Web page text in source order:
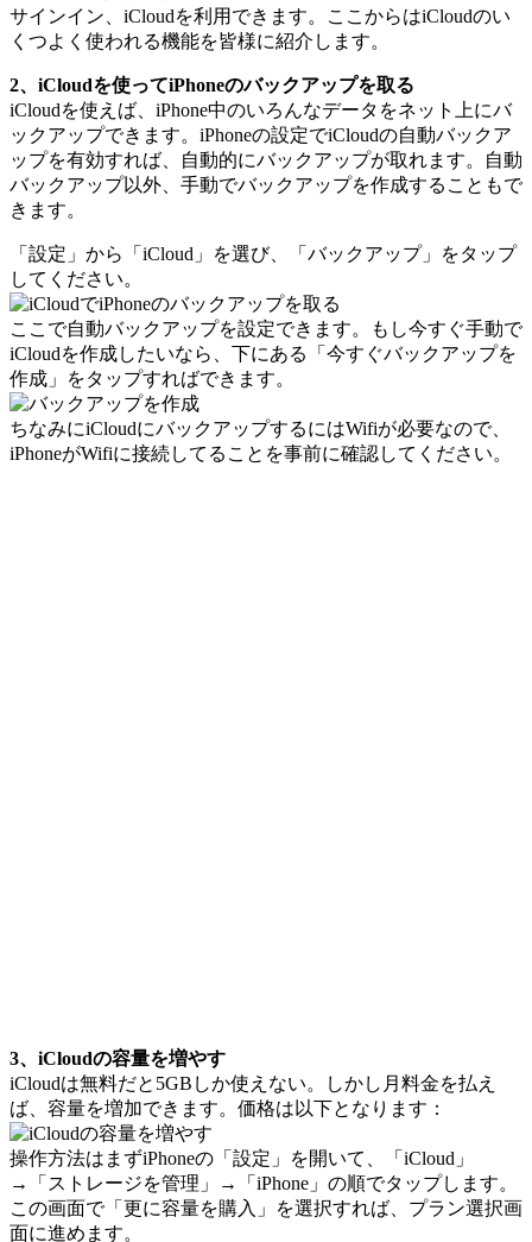
サインイン、iCloudを利用できます。ここからはiCloudのい
くつよく使われる機能を皆様に紹介します。
2、iCloudを使ってiPhoneのバックアップを取る
iCloudを使えば、iPhone中のいろんなデータをネット上にバ
ックアップできます。iPhoneの設定でiCloudの自動バックア
ップを有効すれば、自動的にバックアップが取れます。自動
バックアップ以外、手動でバックアップを作成することもで
きます。
「設定」から「iCloud」を選び、「バックアップ」をタップ
してください。
ここで自動バックアップを設定できます。もし今すぐ手動で
iCloudを作成したいなら、下にある「今すぐバックアップを
作成」をタップすればできます。
ちなみにiCloudにバックアップするにはWifiが必要なので、
iPhoneがWifiに接続してることを事前に確認してください。
3、iCloudの容量を増やす
iCloudは無料だと5GBしか使えない。しかし月料金を払え
ば、容量を増加できます。価格は以下となります：
操作方法はまずiPhoneの「設定」を開いて、「iCloud」
→「ストレージを管理」→「iPhone」の順でタップします。
この画面で「更に容量を購入」を選択すれば、プラン選択画
面に進めます。